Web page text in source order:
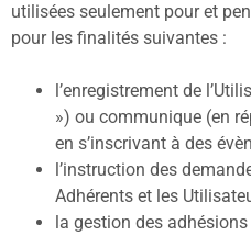
utilisées seulement pour et
pour les finalités suivantes :
l’enregistrement de
») ou communique (en
en s’inscrivant à des
l’instruction des
Adhérents et les
la gestion des adhésions